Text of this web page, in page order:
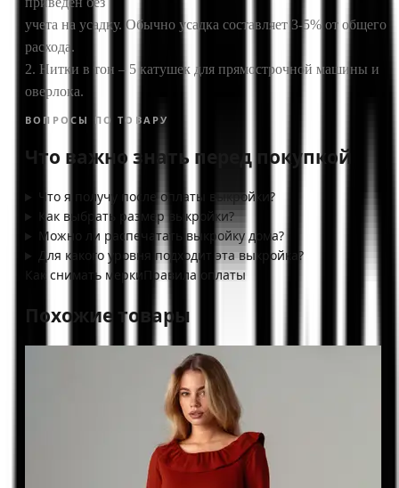
учета на усадку. Обычно усадка составляет 3-5% от общего
расхода.
2. Нитки в тон – 5 катушек для прямострочной машины и
оверлока.
ВОПРОСЫ ПО ТОВАРУ
Что важно знать перед покупкой
Что я получу после оплаты выкройки?
Как выбрать размер выкройки?
Можно ли распечатать выкройку дома?
Для какого уровня подходит эта выкройка?
Как снимать мерки Правила оплаты
Похожие товары